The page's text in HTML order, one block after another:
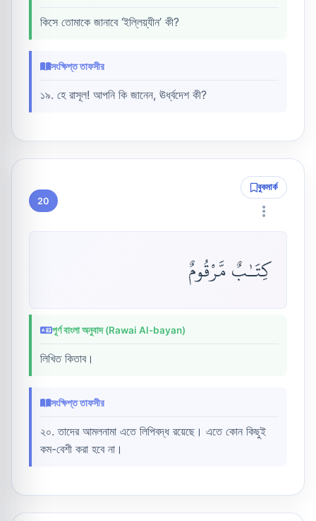
কিসে তোমাকে জানাবে ‘ইল্লিয়্যীন’ কী?
সংক্ষিপ্ত তাফসীর
১৯. হে রাসূল! আপনি কি জানেন, ঊর্ধ্বদেশ কী?
20
বুকমার্ক
كِتَـٰبٌ مَّرْقُومٌ
পূর্ণ বাংলা অনুবাদ (Rawai Al-bayan)
লিখিত কিতাব।
সংক্ষিপ্ত তাফসীর
২০. তাদের আমলনামা এতে লিপিবদ্ধ রয়েছে। এতে কোন কিছুই
কম-বেশী করা হবে না।